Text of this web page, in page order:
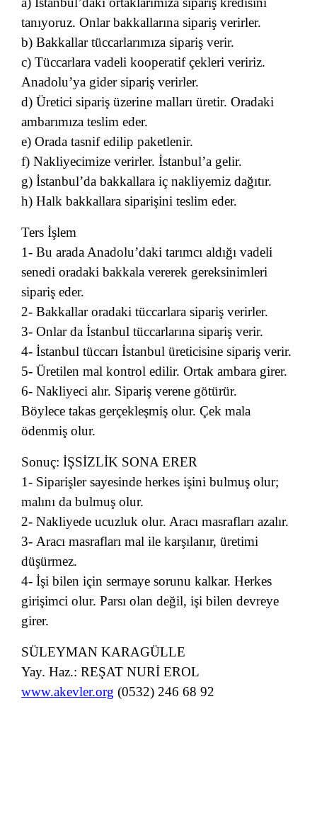
tanıyoruz. Onlar bakkallarına sipariş verirler.
b) Bakkallar tüccarlarımıza sipariş verir.
c) Tüccarlara vadeli kooperatif çekleri veririz.
Anadolu’ya gider sipariş verirler.
d) Üretici sipariş üzerine malları üretir. Oradaki
ambarımıza teslim eder.
e) Orada tasnif edilip paketlenir.
f) Nakliyecimize verirler. İstanbul’a gelir.
g) İstanbul’da bakkallara iç nakliyemiz dağıtır.
h) Halk bakkallara siparişini teslim eder.
Ters İşlem
1- Bu arada Anadolu’daki tarımcı aldığı vadeli
senedi oradaki bakkala vererek gereksinimleri
sipariş eder.
2- Bakkallar oradaki tüccarlara sipariş verirler.
3- Onlar da İstanbul tüccarlarına sipariş verir.
4- İstanbul tüccarı İstanbul üreticisine sipariş verir.
5- Üretilen mal kontrol edilir. Ortak ambara girer.
6- Nakliyeci alır. Sipariş verene götürür.
Böylece takas gerçekleşmiş olur. Çek mala
ödenmiş olur.
Sonuç: İŞSİZLİK SONA ERER
1- Siparişler sayesinde herkes işini bulmuş olur;
malını da bulmuş olur.
2- Nakliyede ucuzluk olur. Aracı masrafları azalır.
3- Aracı masrafları mal ile karşılanır, üretimi
düşürmez.
4- İşi bilen için sermaye sorunu kalkar. Herkes
girişimci olur. Parsı olan değil, işi bilen devreye
girer.
SÜLEYMAN KARAGÜLLE
Yay. Haz.: REŞAT NURİ EROL
www.akevler.org (0532) 246 68 92